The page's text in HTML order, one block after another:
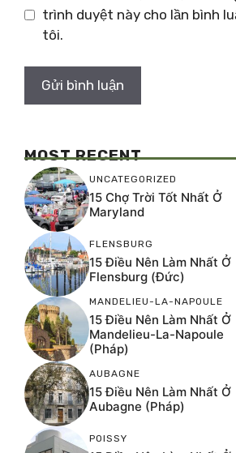
trình duyệt này cho lần bình
tôi.
MOST RECENT
UNCATEGORIZED
15 Chợ Trời Tốt Nhất Ở
Maryland
FLENSBURG
15 Điều Nên Làm Nhất Ở
Flensburg (Đức)
MANDELIEU-LA-NAPOULE
15 Điều Nên Làm Nhất Ở
Mandelieu-La-Napoule
(Pháp)
AUBAGNE
15 Điều Nên Làm Nhất Ở
Aubagne (Pháp)
POISSY